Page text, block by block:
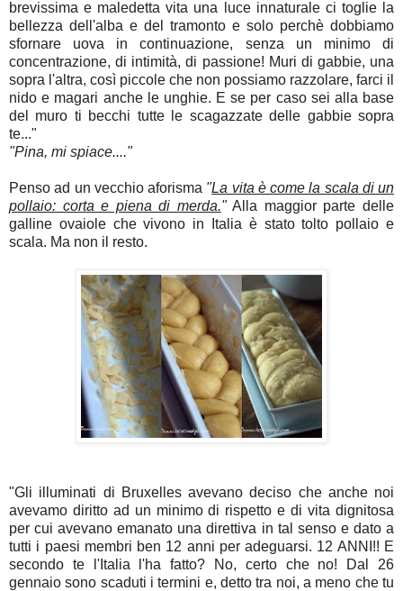
brevissima e maledetta vita una luce innaturale ci toglie la
bellezza dell'alba e del tramonto e solo perchè dobbiamo
sfornare uova in continuazione, senza un minimo di
concentrazione, di intimità, di passione! Muri di gabbie, una
sopra l'altra, così piccole che non possiamo razzolare, farci il
nido e magari anche le unghie. E se per caso sei alla base
del muro ti becchi tutte le scagazzate delle gabbie sopra
te..."
"Pina, mi spiace...."
Penso ad un vecchio aforisma "La vita è come la scala di un
pollaio: corta e piena di merda."Alla maggior parte delle
galline ovaiole che vivono in Italia è stato tolto pollaio e
scala. Ma non il resto.
"Gli illuminati di Bruxelles avevano deciso che anche noi
avevamo diritto ad un minimo di rispetto e di vita dignitosa
per cui avevano emanato una direttiva in tal senso e dato a
tutti i paesi membri ben 12 anni per adeguarsi. 12 ANNI!! E
secondo te l'Italia l'ha fatto? No, certo che no! Dal 26
gennaio sono scaduti i termini e, detto tra noi, a meno che tu